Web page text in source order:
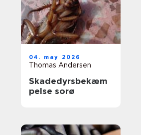
04. may 2026
Thomas Andersen
Skadedyrsbekæm
pelse sorø